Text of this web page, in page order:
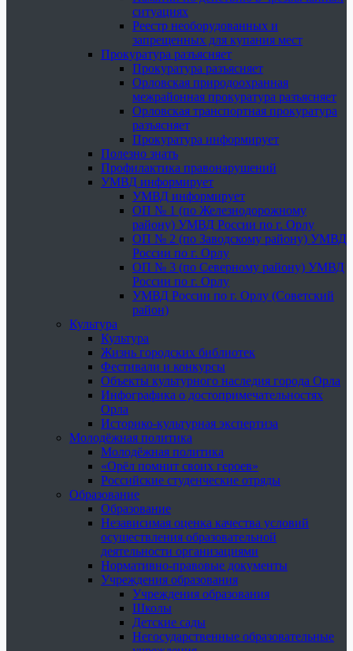
ситуациях
Реестр необорудованных и
запрещенных для купания мест
Прокуратура разъясняет
Прокуратура разъясняет
Орловская природоохранная
межрайонная прокуратура разъясняет
Орловская транспортная прокуратура
разъясняет
Прокуратура информирует
Полезно знать
Профилактика правонарушений
УМВД информирует
УМВД информирует
ОП № 1 (по Железнодорожному
району) УМВД России по г. Орлу
ОП № 2 (по Заводскому району) УМВД
России по г. Орлу
ОП № 3 (по Северному району) УМВД
России по г. Орлу
УМВД России по г. Орлу (Советский
район)
Культура
Культура
Жизнь городских библиотек
Фестивали и конкурсы
Объекты культурного наследия города Орла
Инфографика о достопримечательностях
Орла
Историко-культурная экспертиза
Молодёжная политика
Молодёжная политика
«Орёл помнит своих героев»
Российские студенческие отряды
Образование
Образование
Независимая оценка качества условий
осуществления образовательной
деятельности организациями
Нормативно-правовые документы
Учреждения образования
Учреждения образования
Школы
Детские сады
Негосударственные образовательные